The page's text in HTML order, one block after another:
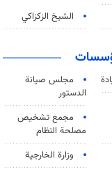
الشيخ الزكزاكي
مجلس صيانة
الدستور
مجمع تشخيص
مصلحة النظام
وزارة الخارجية